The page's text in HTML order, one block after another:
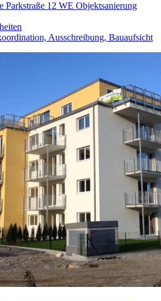
Parkstraße 12 WE Objektsanierung
Ausschreibung, Bauaufsicht